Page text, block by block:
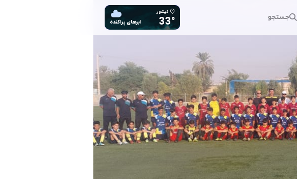
جستجو
فیشور
33° ابرهای پراکنده